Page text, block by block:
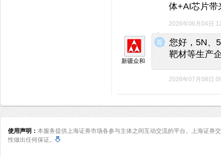
体+AI芯片带
2026年06月04日
◆
◆
新疆众和
您好，5N、
靶材等生产
2026年07月08日
使用声明： 本服务提供上海证券市场各参与主体之间互动交流的平台。上海证券
性做出任何保证。